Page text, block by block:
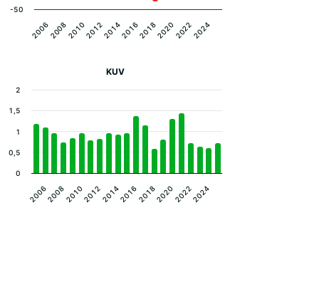
2006200820102012201420162018202020222024
-50
KUV
2006200820102012201420162018202020222024
0
0,5
1
1,5
2